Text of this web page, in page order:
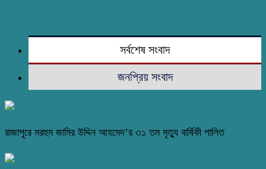
সর্বশেষ সংবাদ
জনপ্রিয় সংবাদ
রাজাপুরে মরহুম জামির উদ্দিন আহমেদ’র ৩১ তম মৃত্যু বার্ষিকী পালিত